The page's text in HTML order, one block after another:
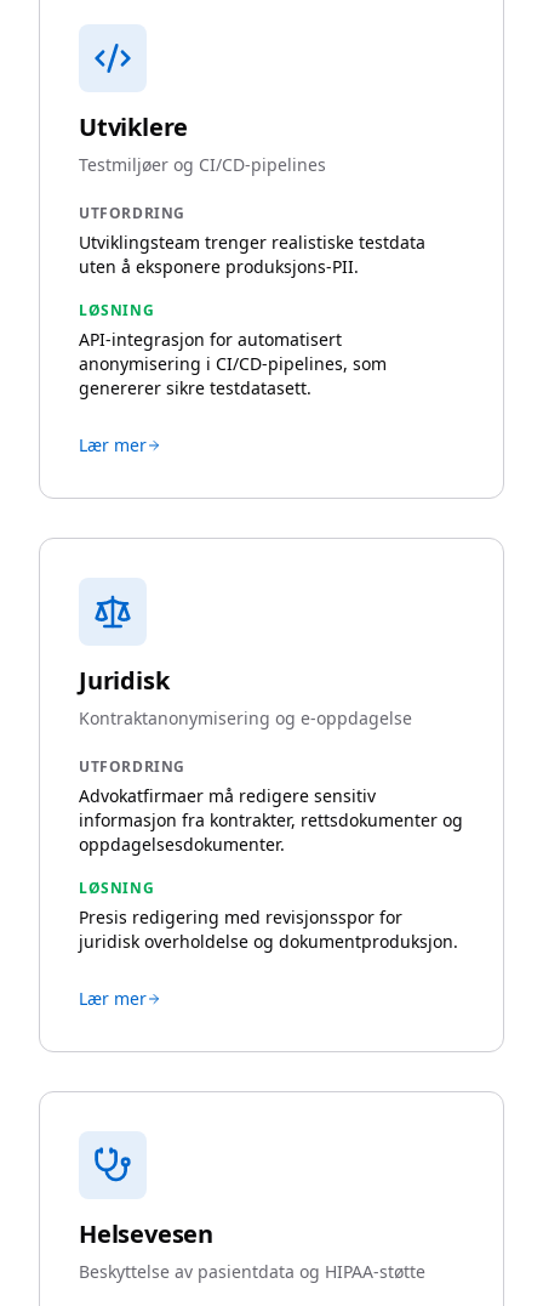
Utviklere
Testmiljøer og CI/CD-pipelines
UTFORDRING
Utviklingsteam trenger realistiske testdata
uten å eksponere produksjons-PII.
LØSNING
API-integrasjon for automatisert
anonymisering i CI/CD-pipelines, som
genererer sikre testdatasett.
Lær mer
Juridisk
Kontraktanonymisering og e-oppdagelse
UTFORDRING
Advokatfirmaer må redigere sensitiv
informasjon fra kontrakter, rettsdokumenter og
oppdagelsesdokumenter.
LØSNING
Presis redigering med revisjonsspor for
juridisk overholdelse og dokumentproduksjon.
Lær mer
Helsevesen
Beskyttelse av pasientdata og HIPAA-støtte